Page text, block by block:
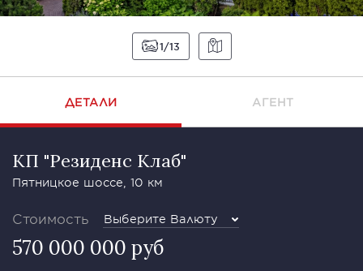
1 13
ДЕТАЛИ АГЕНТ
КП "Резиденс Клаб"
Пятницкое шоссе, 10 км
Стоимость Выберите Валюту
570 000 000 руб